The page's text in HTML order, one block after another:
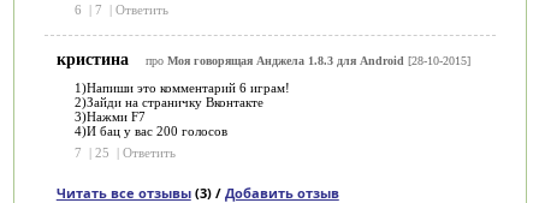
6
7 Ответить
кристина про Моя говорящая Анджела 1.8.3 для Android[28-10-2015]
1)Напиши это комментарий 6 играм!
2)Зайди на страничку Вконтакте
3)Нажми F7
4)И бац у вас 200 голосов
7
| 25 | Ответить
Читать все отзывы(3) / Добавить отзыв